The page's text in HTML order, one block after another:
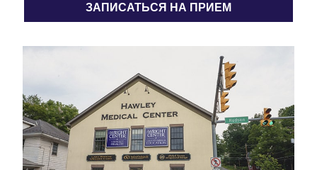
ЗАПИСАТЬСЯ НА ПРИЕМ